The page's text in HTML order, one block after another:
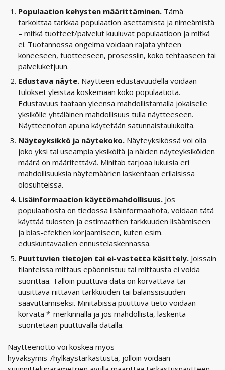
Populaation kehysten määrittäminen. Tämä
tarkoittaa tarkkaa populaation asettamista ja nimeämistä
– mitkä tuotteet/palvelut kuuluvat populaatioon ja mitkä
ei. Tuotannossa ongelma voidaan rajata yhteen
koneeseen, tuotteeseen, prosessiin, koko tehtaaseen tai
palveluketjuun.
Edustava näyte. Näytteen edustavuudella voidaan
tulokset yleistää koskemaan koko populaatiota.
Edustavuus taataan yleensä mahdollistamalla jokaiselle
yksikölle yhtäläinen mahdollisuus tulla näytteeseen.
Näytteenoton apuna käytetään satunnaistaulukoita.
Näyteyksikkö ja näytekoko. Näyteyksikössä voi olla
joko yksi tai useampia yksiköitä ja näiden näyteyksiköiden
määrä on määritettävä. Minitab tarjoaa lukuisia eri
mahdollisuuksia näytemäärien laskentaan erilaisissa
olosuhteissa.
Lisäinformaation käyttömahdollisuus. Jos
populaatiosta on tiedossa lisäinformaatiota, voidaan tätä
käyttää tulosten ja estimaattien tarkkuuden lisäämiseen
ja bias-efektien korjaamiseen, kuten esim.
eduskuntavaalien ennustelaskennassa.
Puuttuvien tietojen tai ei-vastetta käsittely. Joissain
tilanteissa mittaus epäonnistuu tai mittausta ei voida
suorittaa. Tällöin puuttuva data on korvattava tai
uusittava riittävän tarkkuuden tai balanssisuuden
saavuttamiseksi. Minitabissa puuttuva tieto voidaan
korvata *-merkinnällä ja jos mahdollista, laskenta
suoritetaan puuttuvalla datalla.
Näytteenotto voi koskea myös
hyväksymis-/hylkäystarkastusta, jolloin voidaan